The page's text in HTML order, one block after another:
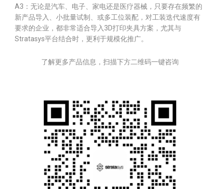
A3：无论是汽车、电子、家电还是医疗器械，只要存在频繁的
新产品导入、小批量试制、或多工位装配，对工装迭代速度有
要求的企业，都非常适合导入3D打印夹具方案，尤其与
Stratasys平台结合时，更利于规模化推广。
了解更多产品信息，扫描下方二维码一键咨询